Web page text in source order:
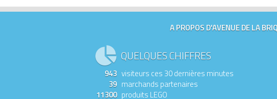
A PROPOS D'AVENUE DE LA
QUELQUES CHIFFRES
943 visiteurs ces 30 dernières minutes
39 marchands partenaires
11300 produits LEGO